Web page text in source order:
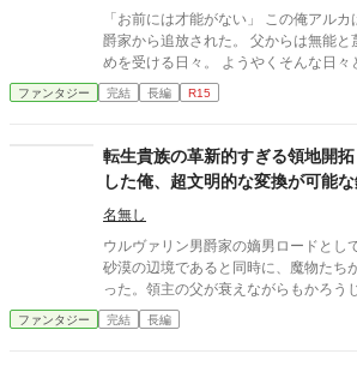
「お前には才能がない」 この俺アル
爵家から追放された。 父からは無能と
めを受ける日々。 ようやくそんな日々
しいが……これからどうしようか。 今
突如として俺の脳内に記憶が流れた。
ファンタジー 完結 長編 R15
転生貴族の革新的すぎる領地開
した俺、超文明的な変換が可能
領土にします～
名無し
ウルヴァリン男爵家の嫡男ロードとし
砂漠の辺境であると同時に、魔物たち
った。領主の父が衰えながらもかろう
最中でロードが授かったスキルは戦闘
錬金術。まもなく父が亡くなったこと
ファンタジー 完結 長編